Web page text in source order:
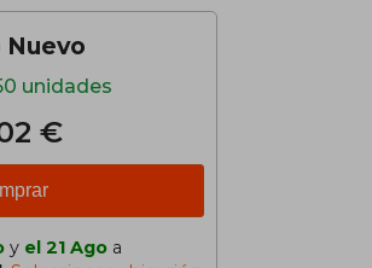
Nuevo
unidades
€
y el 21 Ago a